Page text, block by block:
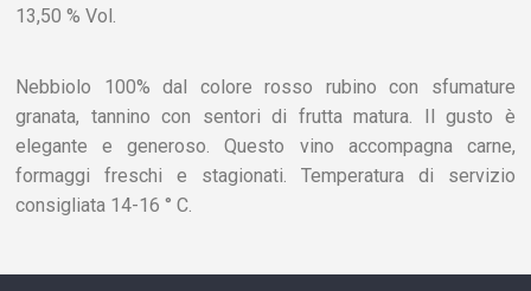
13,50 % Vol.
Nebbiolo 100% dal colore rosso rubino con sfumature
granata, tannino con sentori di frutta matura. Il gusto è
elegante e generoso. Questo vino accompagna carne,
formaggi freschi e stagionati. Temperatura di servizio
consigliata 14-16 ° C.